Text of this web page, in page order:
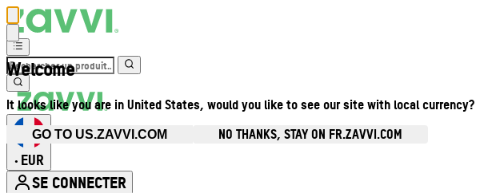
Welcome
It looks like you are in United States, would you like to see our site with local currency?
GO TO US.ZAVVI.COM NO THANKS, STAY ON FR.ZAVVI.COM
• EUR
SE CONNECTER